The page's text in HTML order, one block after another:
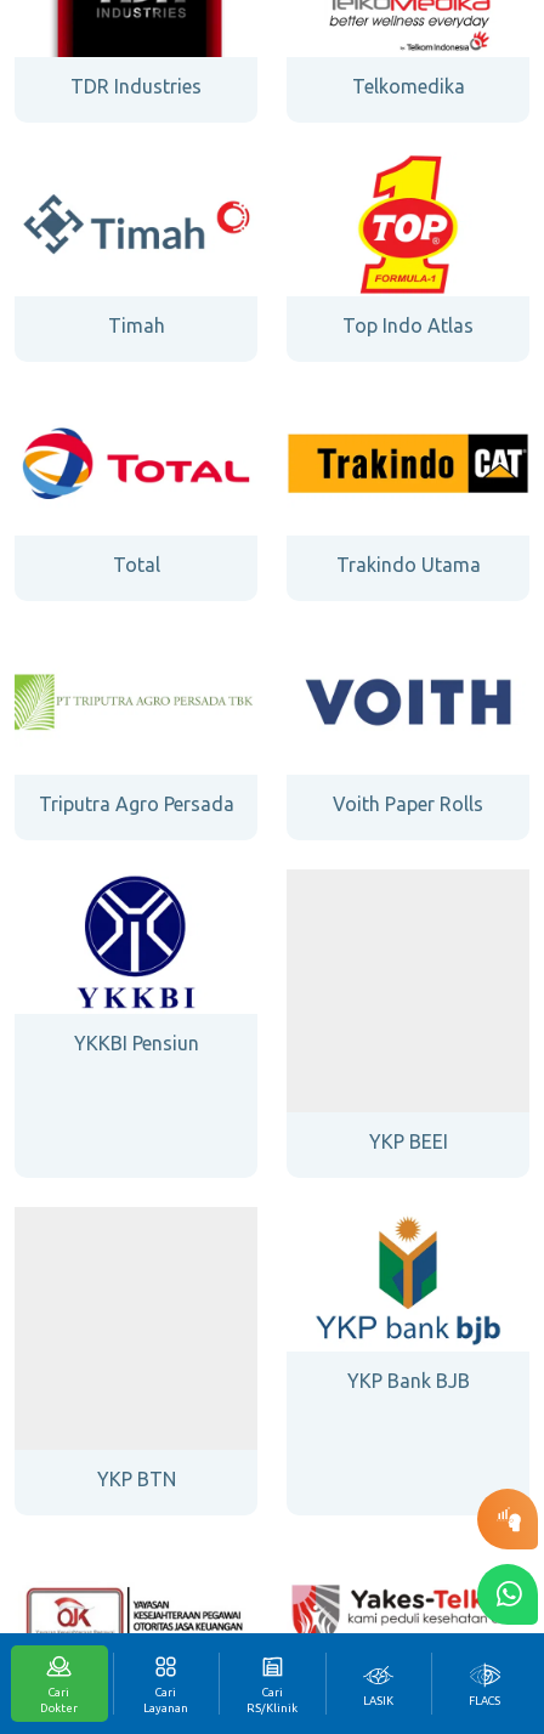
TDR Industries Telkomedika
Timah Top Indo Atlas
Total Trakindo Utama
Triputra Agro Persada Voith Paper Rolls
YKKBI Pensiun
YKP BEEI
YKP BTN
YKP Bank BJB
YKP OJK Yakes Telkom
Cari
Dokter
Cari
Layanan
Cari
RS/Klinik
LASIK FLACS